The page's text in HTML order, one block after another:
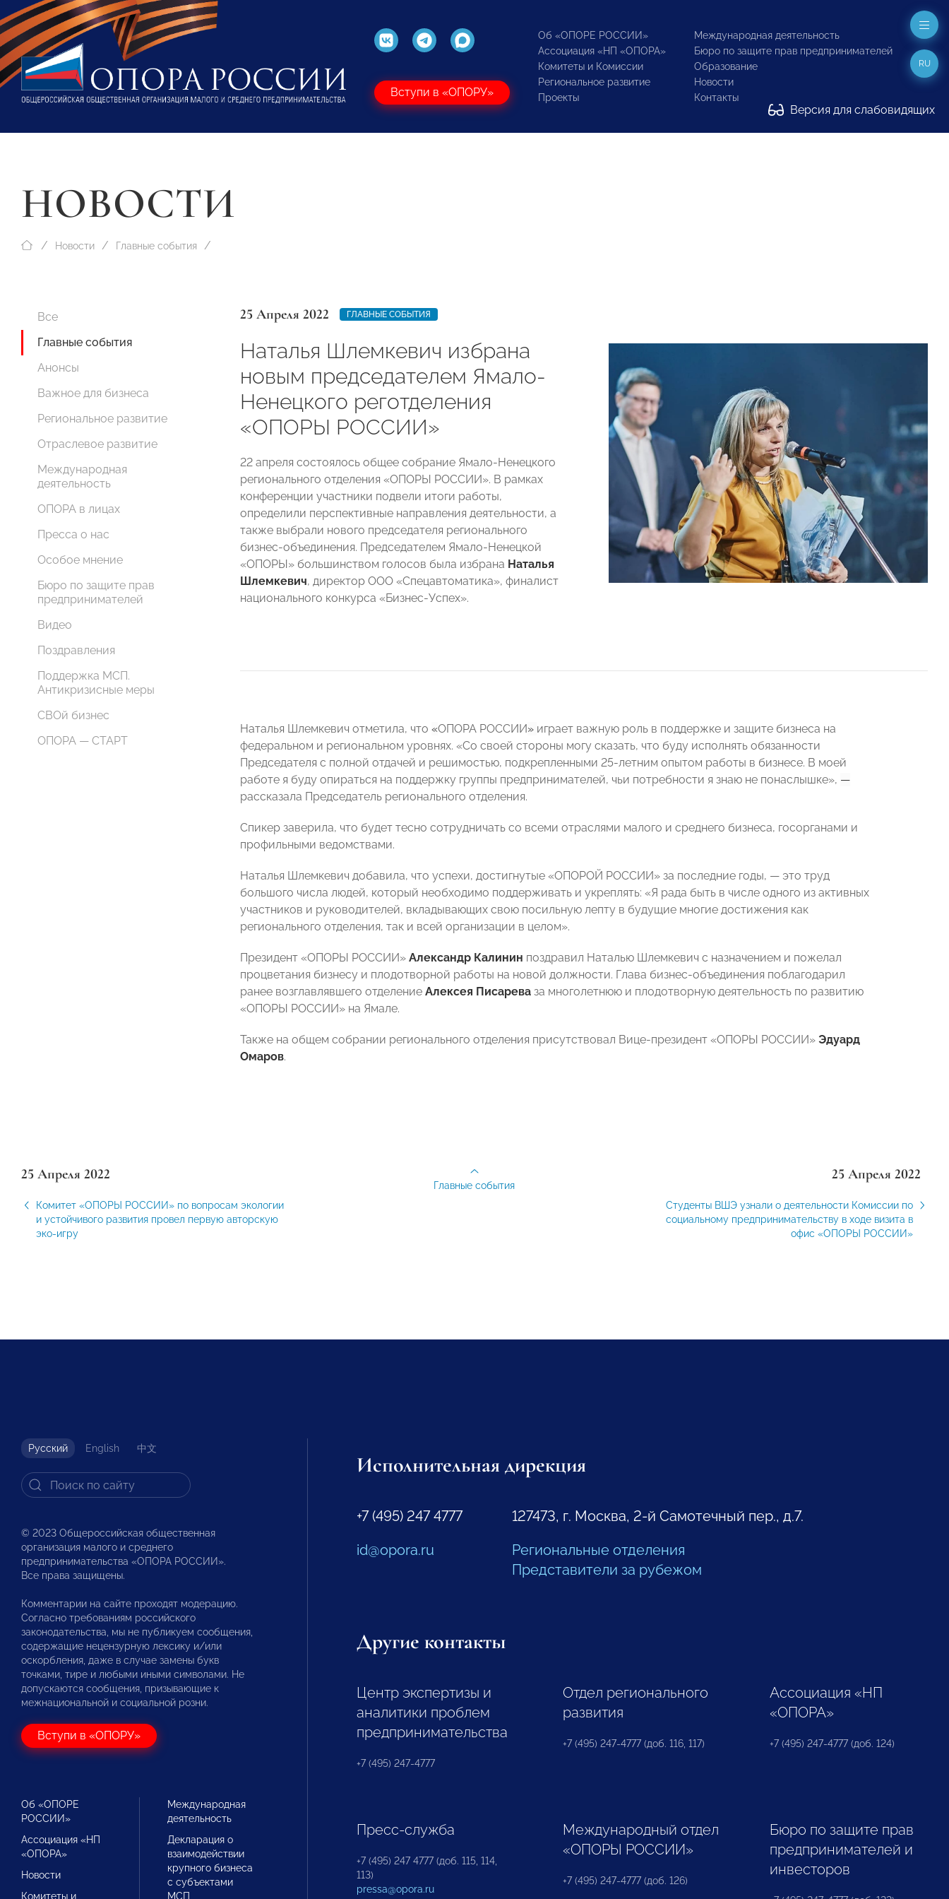
Вступи в «ОПОРУ»
Об «ОПОРЕ РОССИИ»
Ассоциация «НП «ОПОРА»
Комитеты и Комиссии
Региональное развитие
Проекты
Международная деятельность
Бюро по защите прав предпринимателей
Образование
Новости
Контакты
Версия для слабовидящих
RU
НОВОСТИ
Новости Главные события
Все
Главные события
Анонсы
Важное для бизнеса
Региональное развитие
Отраслевое развитие
Международная
деятельность
ОПОРА в лицах
Пресса о нас
Особое мнение
Бюро по защите прав
предпринимателей
Видео
Поздравления
Поддержка МСП.
Антикризисные меры
СВОй бизнес
ОПОРА — СТАРТ
25 Апреля 2022 ГЛАВНЫЕ СОБЫТИЯ
Наталья Шлемкевич избрана
новым председателем Ямало-
Ненецкого реготделения
«ОПОРЫ РОССИИ»
22 апреля состоялось общее собрание Ямало-Ненецкого
регионального отделения «ОПОРЫ РОССИИ». В рамках
конференции участники подвели итоги работы,
определили перспективные направления деятельности, а
также выбрали нового председателя регионального
бизнес-объединения. Председателем Ямало-Ненецкой
«ОПОРЫ» большинством голосов была избрана Наталья
Шлемкевич, директор ООО «Спецавтоматика», финалист
национального конкурса «Бизнес-Успех».
Наталья Шлемкевич отметила, что «ОПОРА РОССИИ» играет важную роль в поддержке и защите бизнеса на
федеральном и региональном уровнях. «Со своей стороны могу сказать, что буду исполнять обязанности
Председателя с полной отдачей и решимостью, подкрепленными 25-летним опытом работы в бизнесе. В моей
работе я буду опираться на поддержку группы предпринимателей, чьи потребности я знаю не понаслышке», —
рассказала Председатель регионального отделения.
Спикер заверила, что будет тесно сотрудничать со всеми отраслями малого и среднего бизнеса, госорганами и
профильными ведомствами.
Наталья Шлемкевич добавила, что успехи, достигнутые «ОПОРОЙ РОССИИ» за последние годы, — это труд
большого числа людей, который необходимо поддерживать и укреплять: «Я рада быть в числе одного из активных
участников и руководителей, вкладывающих свою посильную лепту в будущие многие достижения как
регионального отделения, так и всей организации в целом».
Президент «ОПОРЫ РОССИИ» Александр Калинин поздравил Наталью Шлемкевич с назначением и пожелал
процветания бизнесу и плодотворной работы на новой должности. Глава бизнес-объединения поблагодарил
ранее возглавлявшего отделение Алексея Писарева за многолетнюю и плодотворную деятельность по развитию
«ОПОРЫ РОССИИ» на Ямале.
Также на общем собрании регионального отделения присутствовал Вице-президент «ОПОРЫ РОССИИ» Эдуард
Омаров.
25 Апреля 2022
Комитет «ОПОРЫ РОССИИ» по вопросам экологии
и устойчивого развития провел первую авторскую
эко-игру
25 Апреля 2022
Студенты ВШЭ узнали о деятельности Комиссии по
социальному предпринимательству в ходе визита в
офис «ОПОРЫ РОССИИ»
Главные события
Русский English 中文
© 2023 Общероссийская общественная
организация малого и среднего
предпринимательства «ОПОРА РОССИИ».
Все права защищены.
Комментарии на сайте проходят модерацию.
Согласно требованиям российского
законодательства, мы не публикуем сообщения,
содержащие нецензурную лексику и/или
оскорбления, даже в случае замены букв
точками, тире и любыми иными символами. Не
допускаются сообщения, призывающие к
межнациональной и социальной розни.
Вступи в «ОПОРУ»
Об «ОПОРЕ
РОССИИ»
Ассоциация «НП
«ОПОРА»
Новости
Комитеты и
Международная
деятельность
Декларация о
взаимодействии
крупного бизнеса
с субъектами
МСП
Исполнительная дирекция
+7 (495) 247 4777
id@opora.ru
127473, г. Москва, 2-й Самотечный пер., д.7.
Региональные отделения
Представители за рубежом
Другие контакты
Центр экспертизы и
аналитики проблем
предпринимательства
+7 (495) 247-4777
Отдел регионального
развития
+7 (495) 247-4777 (доб. 116, 117)
Ассоциация «НП
«ОПОРА»
+7 (495) 247-4777 (доб. 124)
Пресс-служба
+7 (495) 247 4777 (доб. 115, 114,
113)
pressa@opora.ru
Международный отдел
«ОПОРЫ РОССИИ»
+7 (495) 247-4777 (доб. 126)
Бюро по защите прав
предпринимателей и
инвесторов